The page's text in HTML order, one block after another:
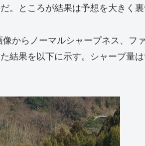
。ところが結果は予想を大きく裏
像からノーマルシャープネス、フ
結果を以下に示す。シャープ量